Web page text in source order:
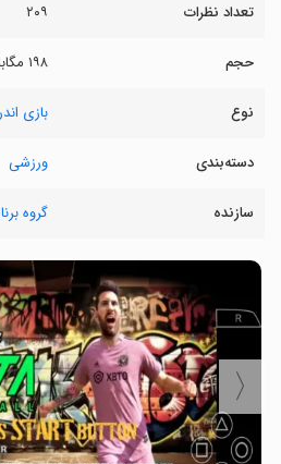
تعداد نظرات ۲۰۹
حجم ۱۹۸ مگابایت
نوع بازی
دسته‌بندی ورزشی
سازنده گروه
〈